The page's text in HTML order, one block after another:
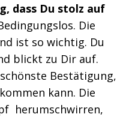
dass Du stolz auf
Die
ist so wichtig. Du
blickt zu Dir auf.
Bestätigung,
kann. Die
herumschwirren,